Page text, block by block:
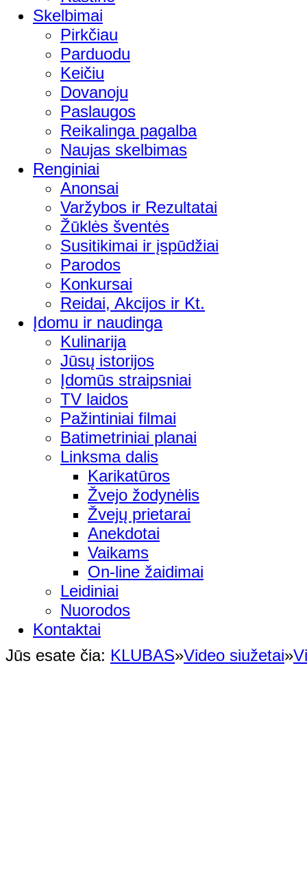
Skelbimai
Pirkčiau
Parduodu
Keičiu
Dovanoju
Paslaugos
Reikalinga pagalba
Naujas skelbimas
Renginiai
Anonsai
Varžybos ir Rezultatai
Žūklės šventės
Susitikimai ir įspūdžiai
Parodos
Konkursai
Reidai, Akcijos ir Kt.
Įdomu ir naudinga
Kulinarija
Jūsų istorijos
Įdomūs straipsniai
TV laidos
Pažintiniai filmai
Batimetriniai planai
Linksma dalis
Karikatūros
Žvejo žodynėlis
Žvejų prietarai
Anekdotai
Vaikams
On-line žaidimai
Leidiniai
Nuorodos
Kontaktai
Jūs esate čia: KLUBAS»Video siužetai»